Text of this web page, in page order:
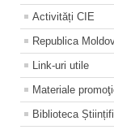
Activități CIE
Republica
Link-uri utile
Materiale
Biblioteca